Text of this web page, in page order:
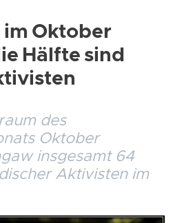
Oktober
Hälfte sind
des
Oktober
insgesamt 64
Aktivisten im